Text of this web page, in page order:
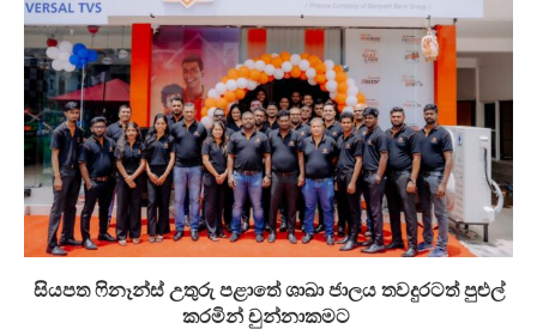
සියපත ෆිනෑන්ස් උතුරු පළාතේ ශාඛා ජාලය තවදුරටත් පුළුල්
කරමින් චුන්නාකමට